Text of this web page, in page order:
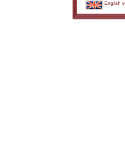
English